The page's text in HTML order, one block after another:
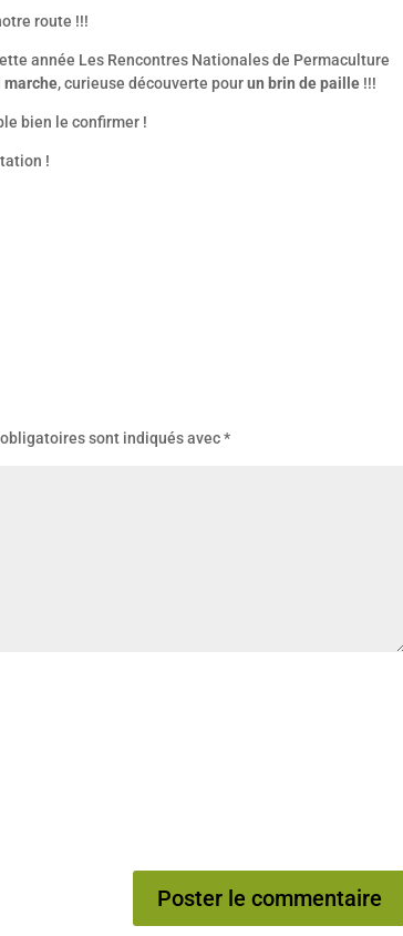
route !!!
année Les Rencontres Nationales de Permaculture
marche, curieuse découverte pourun brin de paille !!!
bien le confirmer !
!
sont indiqués avec*